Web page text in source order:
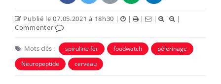
Publié le 07.05.2021 à 18h30 | | | |
|
Commenter
Mots clés : spiruline fer foodwatch
pèlerinage
Neuropeptide
cerveau